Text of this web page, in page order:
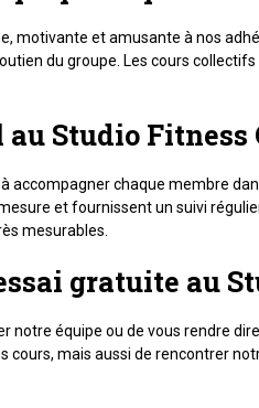
motivante et amusante à nos
du groupe. Les cours
Studio Fitness
accompagner chaque membre
et fournissent un suivi
mesurables.
gratuite au
équipe ou de vous rendre
mais aussi de rencontrer